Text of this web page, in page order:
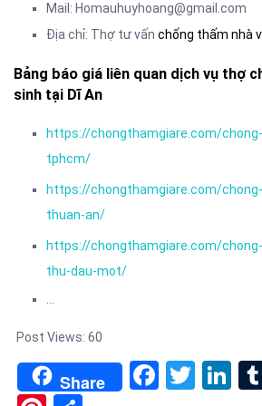
Mail: Homauhuyhoang@gmail.com
Địa chỉ: Thợ tư vấn chống thấm nhà
Bảng báo giá liên quan dịch vụ thợ
sinh tại Dĩ An
https://chongthamgiare.com/
tphcm/
https://chongthamgiare.com/
thuan-an/
https://chongthamgiare.com/
thu-dau-mot/
Post Views: 60
Share